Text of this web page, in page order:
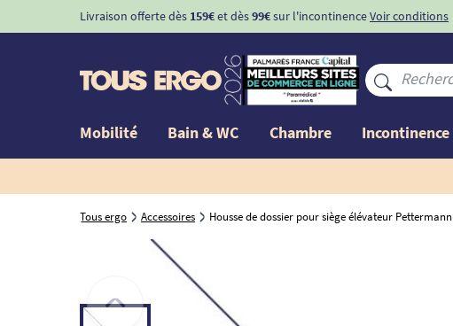
Livraison offerte dès 159€et dès99€sur l'incontinenceVoir conditions
Mobilité Bain & WC Chambre Incontinence
Tous ergo Accessoires Housse de dossier pour siège élévateur Pettermann